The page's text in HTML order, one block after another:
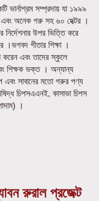
ভার্নাশ্রম সম্প্রদায় যা ১৯৯৯
এবং অনেক গরু সহ ৬০ হেক্টর ।
নির্দেশনার উপর ভিত্তি করে
।ভগবদ গীতার শিক্ষা ।
করেন এবং তাদের স্কুলে
শিক্ষক ভক্ত । অন্যান্য
এবং সাবানের মতো গরুর পণ্য
চিপসএএনই, কাসাভা চিপস
।
রুরাল প্রজেক্ট